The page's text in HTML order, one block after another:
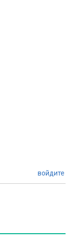
войдите